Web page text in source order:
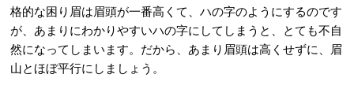
格的な困り眉は眉頭が一番高くて、ハの字のようにするのです
が、あまりにわかりやすいハの字にしてしまうと、とても不自
然になってしまいます。だから、あまり眉頭は高くせずに、眉
山とほぼ平行にしましょう。